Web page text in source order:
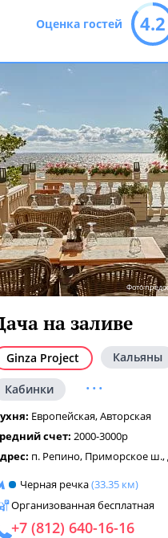
Оценка гостей 4.2
Фото
на заливе
Ginza Project Кальяны
Кабинки ...
Европейская,Авторская
счет: 2000-3000р
п. Репино, Приморское ш.,
Черная речка(33.35 км)
Организованная бесплатная
+7 (812) 640-16-16